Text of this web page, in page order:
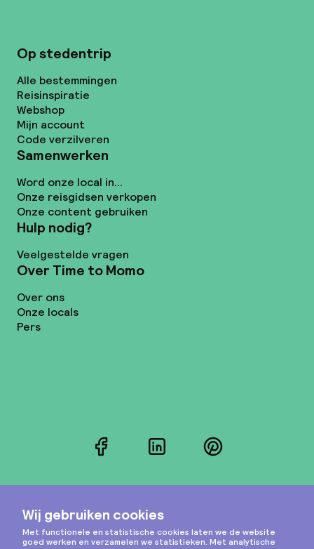
Op stedentrip
Alle bestemmingen
Reisinspiratie
Webshop
Mijn account
Code verzilveren
Samenwerken
Word onze local in...
Onze reisgidsen verkopen
Onze content gebruiken
Hulp nodig?
Veelgestelde vragen
Over Time to Momo
Over ons
Onze locals
Pers
FacebookLinkedInPinterest
Instagram